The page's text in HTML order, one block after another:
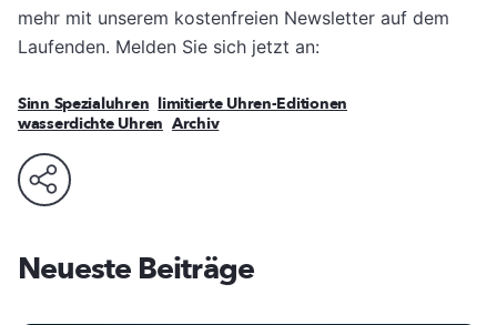
mehr mit unserem kostenfreien Newsletter auf dem
Laufenden. Melden Sie sich jetzt an:
Sinn Spezialuhren limitierte Uhren-Editionen
wasserdichte Uhren Archiv
Neueste Beiträge